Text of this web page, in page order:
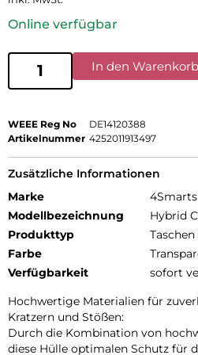
Online verfügbar
In den Warenkorb
WEEE Reg No
DE14120388
Artikelnummer 4252011913497
Zusätzliche Informationen
Marke
4Smarts
Modellbezeichnung
Hybrid
Produkttyp
Farbe
Verfügbarkeit
sofort
Hochwertige Materialien für
Kratzern und Stößen:
Durch die Kombination von
diese Hülle optimalen Schutz für